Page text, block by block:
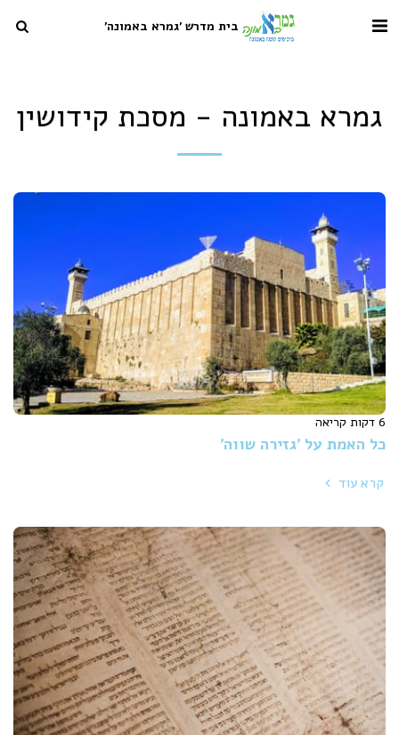
בית מדרש 'גמרא באמונה'
גמרא באמונה - מסכת קידושין
6 דקות קריאה
כל האמת על 'גזירה שווה'
קרא עוד